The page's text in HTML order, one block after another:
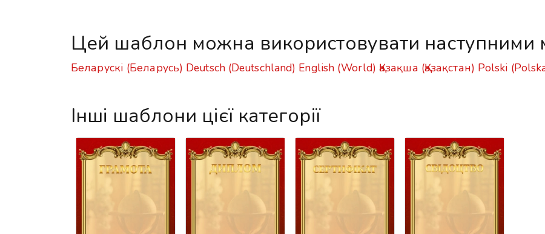
Цей шаблон можна використовувати наступними
Беларускі (Беларусь) Deutsch (Deutschland) English (World) Қазақша (Қазақстан) Polski
Інші шаблони цієї категорії